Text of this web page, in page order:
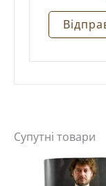
Супутні товари